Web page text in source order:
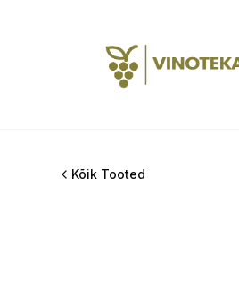
Kõik Tooted